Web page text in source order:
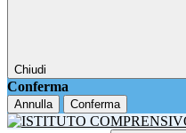
Chiudi
Conferma
Annulla Conferma